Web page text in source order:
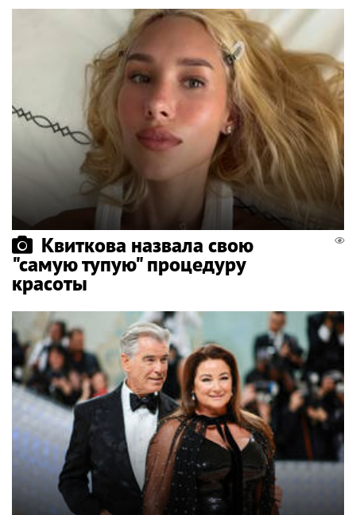
Квиткова назвала свою
"самую тупую" процедуру
красоты